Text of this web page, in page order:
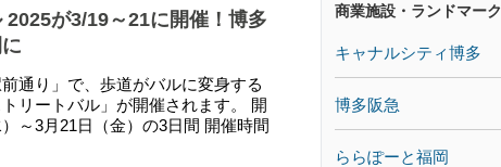
が3/19～21に開催！博多
通り」で、歩道がバルに変身する
リートバル」が開催されます。 開
～3月21日（金）の3日間 開催時間
商業施設・ランドマーク
キャナルシティ博多
博多阪急
ららぽーと福岡